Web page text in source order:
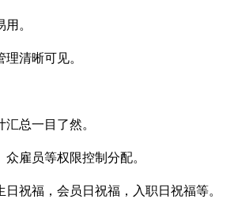
。
清晰可见。
总一目了然。
雇员等权限控制分配。
祝福，会员日祝福，入职日祝福等。